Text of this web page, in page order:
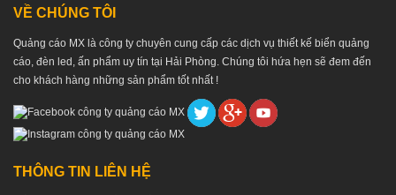
VỀ CHÚNG TÔI
Quảng cáo MX là công ty chuyên cung cấp các dịch vụ thiết kế biển quảng
cáo, đèn led, ấn phẩm uy tín tại Hải Phòng. Chúng tôi hứa hẹn sẽ đem đến
cho khách hàng những sản phẩm tốt nhất !
THÔNG TIN LIÊN HỆ